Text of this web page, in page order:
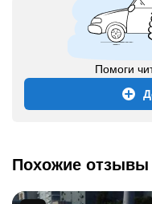
Помоги
Похожие отзывы